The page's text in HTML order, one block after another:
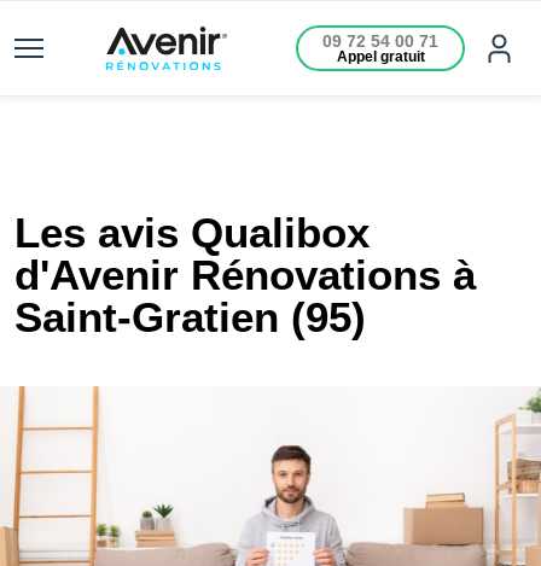
09 72 54 00 71
Appel gratuit
Les avis Qualibox
d'Avenir Rénovations à
Saint-Gratien (95)